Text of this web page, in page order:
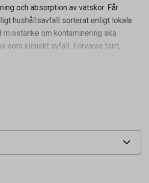
och absorption av vätskor. Får
hushållsavfall sorterat enligt lokala
misstanke om kontaminering ska
som kliniskt avfall. Förvaras torrt,
53131600